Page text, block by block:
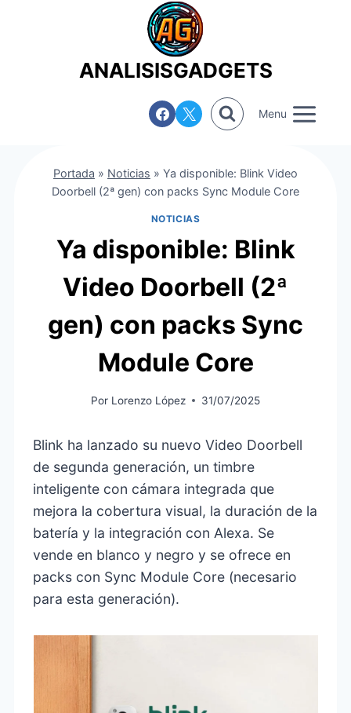
ANALISISGADGETS
Menu
Portada » Noticias » Ya disponible: Blink Video
Doorbell (2ª gen) con packs Sync Module Core
NOTICIAS
Ya disponible: Blink
Video Doorbell (2ª
gen) con packs Sync
Module Core
Por Lorenzo López 31/07/2025
Blink ha lanzado su nuevo Video Doorbell
de segunda generación, un timbre
inteligente con cámara integrada que
mejora la cobertura visual, la duración de la
batería y la integración con Alexa. Se
vende en blanco y negro y se ofrece en
packs con Sync Module Core (necesario
para esta generación).